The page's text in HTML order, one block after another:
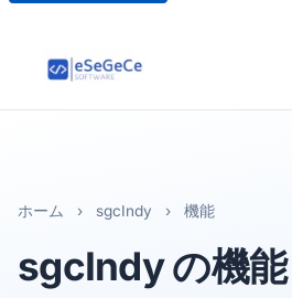
ホーム › sgcIndy › 機能
sgcIndyの機能